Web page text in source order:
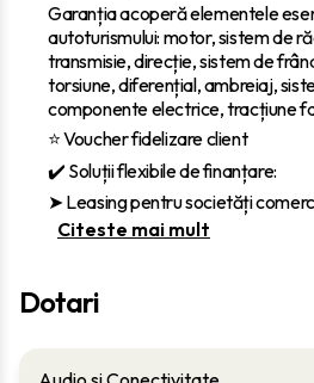
Garanția acoperă elementele
autoturismului: motor, sistem de
transmisie, direcție, sistem de
torsiune, diferențial, ambreiaj,
componente electrice, tracțiune
⭐ Voucher fidelizare client
✔️ Soluții flexibile de finanțare:
‎➤ Leasing pentru societăți
Citeste mai mult
Dotari